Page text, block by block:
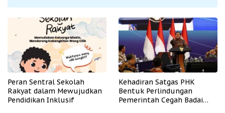
Peran Sentral Sekolah
Rakyat dalam Mewujudkan
Pendidikan Inklusif
Kehadiran Satgas PHK
Bentuk Perlindungan
Pemerintah Cegah Badai